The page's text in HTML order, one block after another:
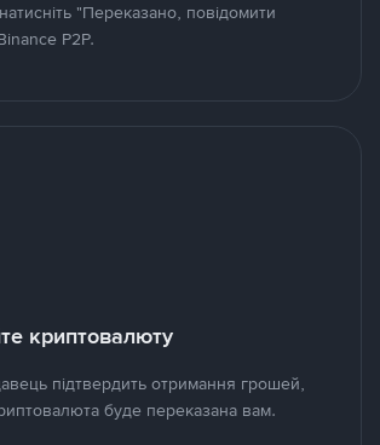
"Переказано, повідомити
P2P.
криптовалюту
підтвердить отримання грошей,
буде переказана вам.